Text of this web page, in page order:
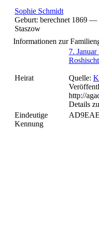
Sophie Schmidt
Geburt: berechnet 1869 —
Staszow
Informationen zur
Heirat
7. Januar
Quelle:
http://
Details
Eindeutige
Kennung